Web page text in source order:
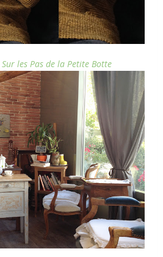
Sur les Pas de la Petite Botte